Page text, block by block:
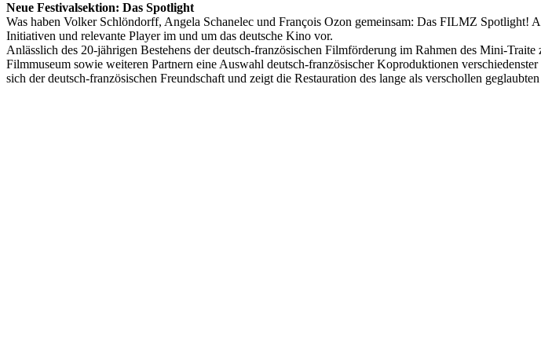
Neue Festivalsektion: Das Spotlight
Was haben Volker Schlöndorff, Angela Schanelec und François Ozon gemeinsam: Das FILMZ Spotlight!
Initiativen und relevante Player im und um das deutsche Kino vor.
Anlässlich des 20-jährigen Bestehens der deutsch-französischen Filmförderung im Rahmen des Mini-
Filmmuseum sowie weiteren Partnern eine Auswahl deutsch-französischer Koproduktionen
sich der deutsch-französischen Freundschaft und zeigt die Restauration des lange als verschollen